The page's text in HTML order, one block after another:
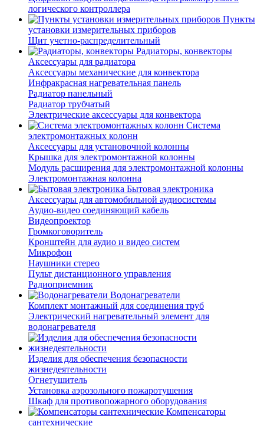
логического контроллера
Пункты
установки измерительных приборов
Щит учетно-распределительный
Радиаторы, конвекторы
Аксессуары для радиатора
Аксессуары механические для конвектора
Инфракрасная нагревательная панель
Радиатор панельный
Радиатор трубчатый
Электрические аксессуары для конвектора
Система
электромонтажных колонн
Аксессуары для установочной колонны
Крышка для электромонтажной колонны
Модуль расширения для электромонтажной колонны
Электромонтажная колонна
Бытовая электроника
Аксессуары для автомобильной аудиосистемы
Аудио-видео соединяющий кабель
Видеопроектор
Громкоговоритель
Кронштейн для аудио и видео систем
Микрофон
Наушники стерео
Пульт дистанционного управления
Радиоприемник
Водонагреватели
Комплект монтажный для соединения труб
Электрический нагревательный элемент для
водонагревателя
Изделия для обеспечения безопасности
жизнедеятельности
Огнетушитель
Установка аэрозольного пожаротушения
Шкаф для противопожарного оборудования
Компенсаторы
сантехнические